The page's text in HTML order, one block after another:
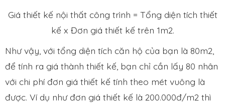
Giá thiết kế nội thất công trình = Tổng diện tích thiết
kế x Đơn giá thiết kế trên 1m2.
Như vậy, với tổng diện tích căn hộ của bạn là 80m2,
để tính ra giá thành thiết kế, bạn chỉ cần lấy 80 nhân
với chi phí đơn giá thiết kế tính theo mét vuông là
được. Ví dụ như đơn giá thiết kế là 200.000đ/m2 thì